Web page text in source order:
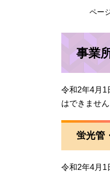
ペー
事業
令和2年4月1
はできません
蛍光管
令和2年4月1